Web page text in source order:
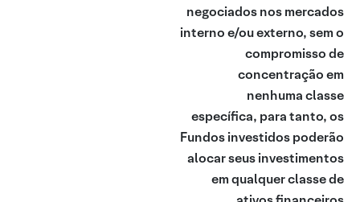
negociados nos mercados
interno e/ou externo, sem o
compromisso de
concentração em
nenhuma classe
específica, para tanto, os
Fundos investidos poderão
alocar seus investimentos
em qualquer classe de